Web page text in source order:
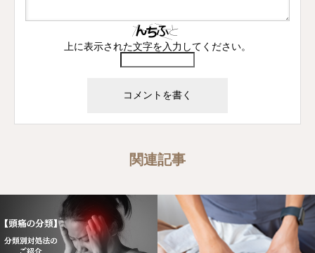
上に表示された文字を入力してください。
関連記事